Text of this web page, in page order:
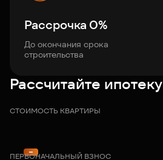
Рассрочка 0%
До окончания срока
строительства
Рассчитайте ипотеку
СТОИМОСТЬ КВАРТИРЫ
ПЕРВОНАЧАЛЬНЫЙ ВЗНОС